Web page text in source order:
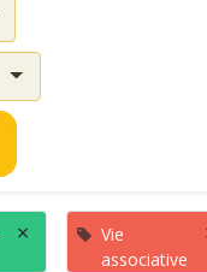
×
Vie
associative